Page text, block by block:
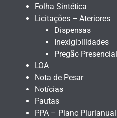
Folha Sintética
Licitações – Ateriores
Dispensas
Inexigibilidades
Pregão Presencial
LOA
Nota de Pesar
Notícias
Pautas
PPA – Plano Plurianual